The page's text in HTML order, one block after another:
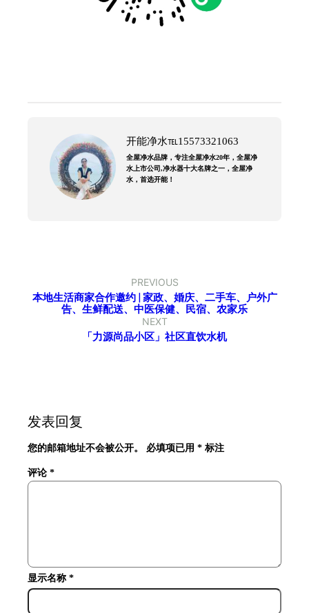
开能净水℡15573321063
全屋净水品牌，专注全屋净水20年，全屋净
水上市公司,净水器十大名牌之一，全屋净
水，首选开能！
PREVIOUS
本地生活商家合作邀约 | 家政、婚庆、二手车、户外广
告、生鲜配送、中医保健、民宿、农家乐
NEXT
「力源尚品小区」社区直饮水机
发表回复
您的邮箱地址不会被公开。 必填项已用* 标注
评论*
显示名称*